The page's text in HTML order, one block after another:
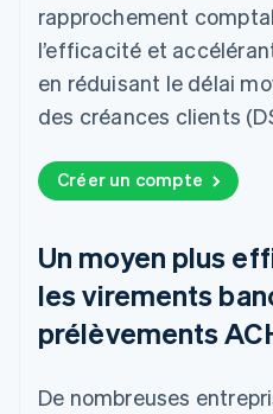
rapprochement
l’efficacité et
en réduisant le délai
des créances clients
Créer un compte
Un moyen plus
les virements
prélèvements
De nombreuses